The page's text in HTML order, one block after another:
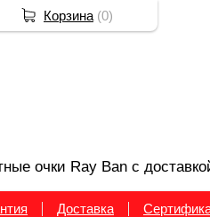
очки Ray Ban с
Доставка
Корзина (0)